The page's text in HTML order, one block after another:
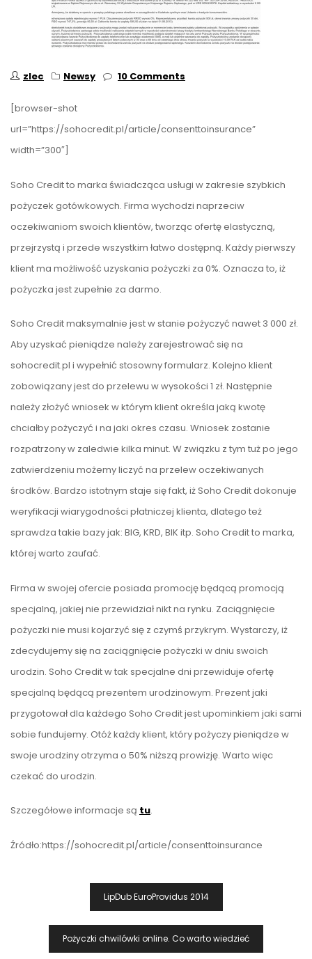
zlec Newsy 10 Comments
[browser-shot
url=”https://sohocredit.pl/article/consenttoinsurance”
width=”300″]
Soho Credit to marka świadcząca usługi w zakresie szybkich
pożyczek gotówkowych. Firma wychodzi naprzeciw
oczekiwaniom swoich klientów, tworząc ofertę elastyczną,
przejrzystą i przede wszystkim łatwo dostępną. Każdy pierwszy
klient ma możliwość uzyskania pożyczki za 0%. Oznacza to, iż
pożyczka jest zupełnie za darmo.
Soho Credit maksymalnie jest w stanie pożyczyć nawet 3 000 zł.
Aby uzyskać pieniądze należy zarejestrować się na
sohocredit.pl i wypełnić stosowny formularz. Kolejno klient
zobowiązany jest do przelewu w wysokości 1 zł. Następnie
należy złożyć wniosek w którym klient określa jaką kwotę
chciałby pożyczyć i na jaki okres czasu. Wniosek zostanie
rozpatrzony w zaledwie kilka minut. W związku z tym tuż po jego
zatwierdzeniu możemy liczyć na przelew oczekiwanych
środków. Bardzo istotnym staje się fakt, iż Soho Credit dokonuje
weryfikacji wiarygodności płatniczej klienta, dlatego też
sprawdza takie bazy jak: BIG, KRD, BIK itp. Soho Credit to marka,
której warto zaufać.
Firma w swojej ofercie posiada promocję będącą promocją
specjalną, jakiej nie przewidział nikt na rynku. Zaciągnięcie
pożyczki nie musi kojarzyć się z czymś przykrym. Wystarczy, iż
zdecydujemy się na zaciągnięcie pożyczki w dniu swoich
urodzin. Soho Credit w tak specjalne dni przewiduje ofertę
specjalną będącą prezentem urodzinowym. Prezent jaki
przygotował dla każdego Soho Credit jest upominkiem jaki sami
sobie fundujemy. Otóż każdy klient, który pożyczy pieniądze w
swoje urodziny otrzyma o 50% niższą prowizję. Warto więc
czekać do urodzin.
Szczegółowe informacje są tu.
Źródło:https://sohocredit.pl/article/consenttoinsurance
LipDub EuroProvidus 2014
Pożyczki chwilówki online. Co warto wiedzieć